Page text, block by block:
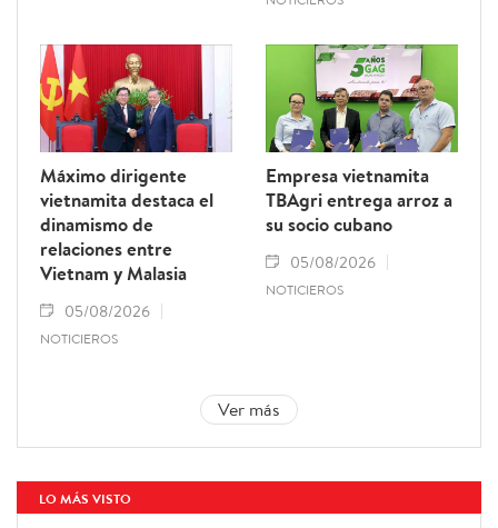
Máximo dirigente
vietnamita destaca el
dinamismo de
relaciones entre
Vietnam y Malasia
05/08/2026
NOTICIEROS
Empresa vietnamita
TBAgri entrega arroz a
su socio cubano
05/08/2026
NOTICIEROS
Ver más
LO MÁS VISTO